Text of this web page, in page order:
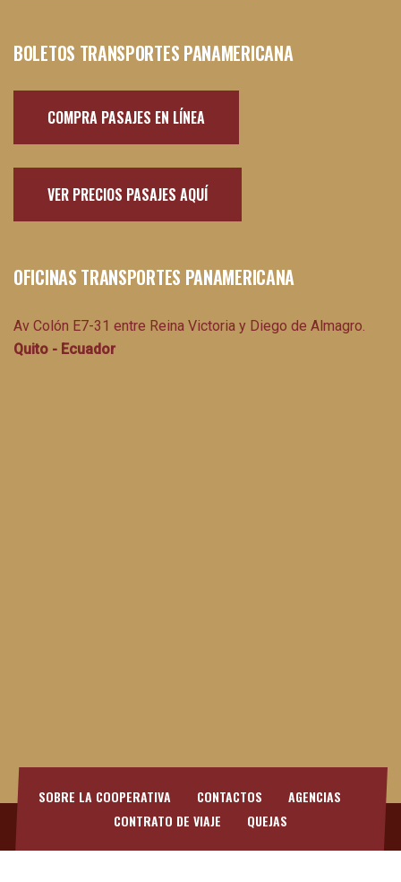
BOLETOS TRANSPORTES PANAMERICANA
COMPRA PASAJES EN LÍNEA
VER PRECIOS PASAJES AQUÍ
OFICINAS TRANSPORTES PANAMERICANA
Av Colón E7-31 entre Reina Victoria y Diego de Almagro.
Quito - Ecuador
SOBRE LA COOPERATIVA CONTACTOS
AGENCIAS
CONTRATO DE VIAJE
QUEJAS